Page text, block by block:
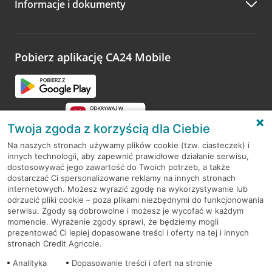
Zachęcamy do podzielenia się z nami opinią o wizycie.
opinie.
Informacje i dokumenty
Pobierz aplikację CA24 Mobile
RODO
Regulamin serwisu
Mapa serwisu
PolitykaCookies
Twoja zgoda z korzyścią dla Ciebie
Na naszych stronach używamy plików cookie (tzw. ciasteczek) i
innych technologii, aby zapewnić prawidłowe działanie serwisu,
dostosowywać jego zawartość do Twoich potrzeb, a także
dostarczać Ci spersonalizowane reklamy na innych stronach
internetowych. Możesz wyrazić zgodę na wykorzystywanie lub
odrzucić pliki cookie – poza plikami niezbędnymi do funkcjonowania
serwisu. Zgody są dobrowolne i możesz je wycofać w każdym
momencie. Wyrażenie zgody sprawi, że będziemy mogli
prezentować Ci lepiej dopasowane treści i oferty na tej i innych
stronach Credit Agricole.
Analityka
Dopasowanie treści i ofert na stronie